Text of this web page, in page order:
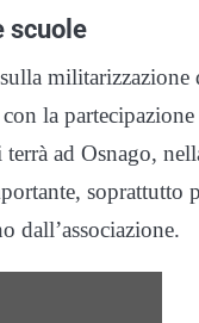
scuole
la
ad Osnago,
soprattutto
dall’associazione.